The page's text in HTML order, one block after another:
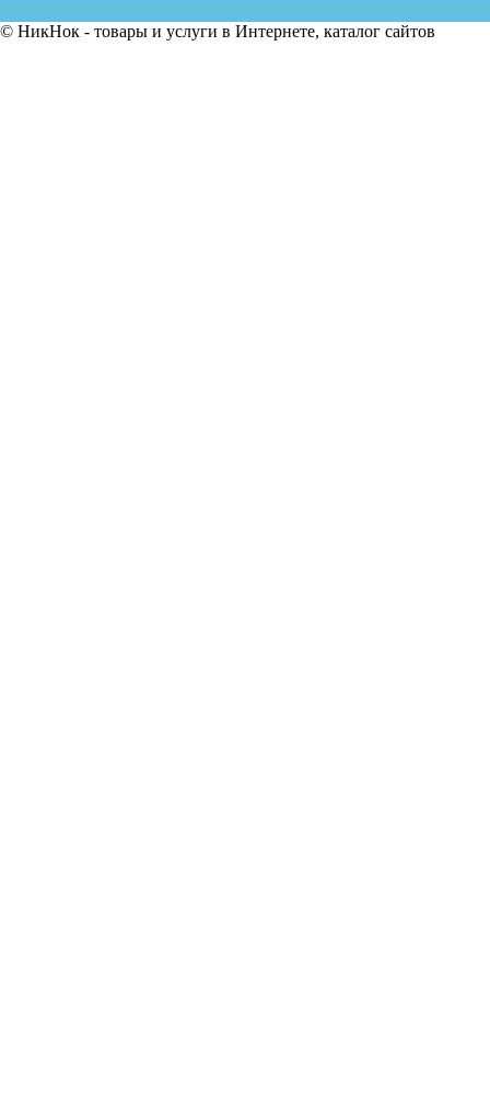
© НикНок - товары и услуги в Интернете, каталог сайтов